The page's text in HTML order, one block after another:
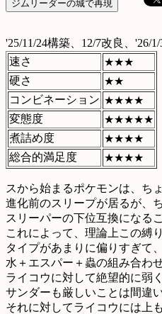
'25/11/24構築、12/7改良、'26/1/
速さ
★★★
硬さ
★★
コンビネーション ★★★★
変態度
★★★★★
煮詰め度
★★★★
総合的満足度
★★★★
スから始まるポケモンは、ち
進化前のスリープが居るが、
スリーパーの下位互換になる
これによって、理論上この縛
タイプがあまりに偏りすぎて
水＋エスパー＋蟲の組み合わ
ライコウに対して絶望的に弱
サンダーも厳しいことは間違
それに対してライコウには上